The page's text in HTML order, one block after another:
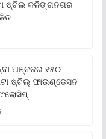
ଷ୍ଟିଲ କଳିଙ୍ଗନଗର
ଅଞ୍ଚଳର ୧୫୦
ଷ୍ଟିଲ୍ ଫାଉଣ୍ଡେସନ